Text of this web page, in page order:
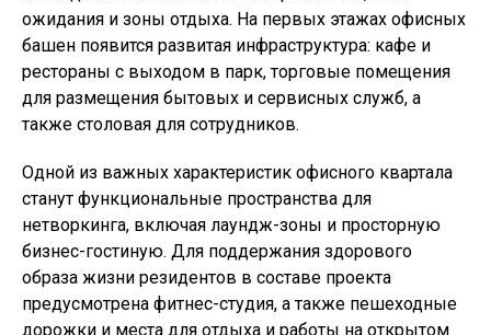
ожидания и зоны отдыха. На первых этажах офисных
башен появится развитая инфраструктура: кафе и
рестораны с выходом в парк, торговые помещения
для размещения бытовых и сервисных служб, а
также столовая для сотрудников.
Одной из важных характеристик офисного квартала
станут функциональные пространства для
нетворкинга, включая лаундж-зоны и просторную
бизнес-гостиную. Для поддержания здорового
образа жизни резидентов в составе проекта
предусмотрена фитнес-студия, а также пешеходные
дорожки и места для отдыха и работы на открытом